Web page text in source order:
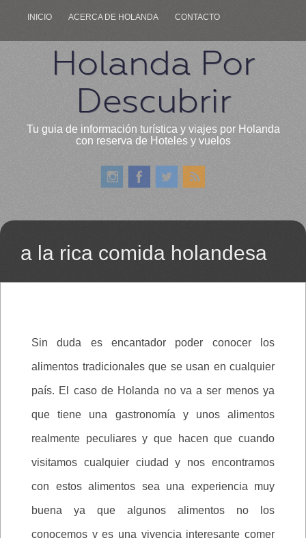
INICIO ACERCA DE HOLANDA CONTACTO
Holanda Por
Descubrir
Tu guia de información turística y viajes por Holanda
con reserva de Hoteles y vuelos
a la rica comida holandesa
Sin duda es encantador poder conocer los
alimentos tradicionales que se usan en cualquier
país. El caso de Holanda no va a ser menos ya
que tiene una gastronomía y unos alimentos
realmente peculiares y que hacen que cuando
visitamos cualquier ciudad y nos encontramos
con estos alimentos sea una experiencia muy
buena ya que algunos alimentos no los
conocemos y es una vivencia interesante comer